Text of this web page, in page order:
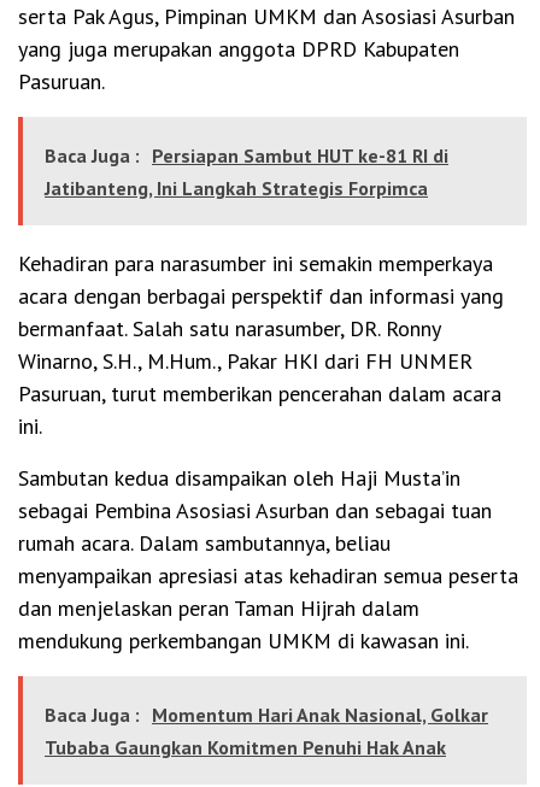
serta Pak Agus, Pimpinan UMKM dan Asosiasi Asurban
yang juga merupakan anggota DPRD Kabupaten
Pasuruan.
Baca Juga : Persiapan Sambut HUT ke-81 RI di
Jatibanteng, Ini Langkah Strategis Forpimca
Kehadiran para narasumber ini semakin memperkaya
acara dengan berbagai perspektif dan informasi yang
bermanfaat. Salah satu narasumber, DR. Ronny
Winarno, S.H., M.Hum., Pakar HKI dari FH UNMER
Pasuruan, turut memberikan pencerahan dalam acara
ini.
Sambutan kedua disampaikan oleh Haji Musta’in
sebagai Pembina Asosiasi Asurban dan sebagai tuan
rumah acara. Dalam sambutannya, beliau
menyampaikan apresiasi atas kehadiran semua peserta
dan menjelaskan peran Taman Hijrah dalam
mendukung perkembangan UMKM di kawasan ini.
Baca Juga : Momentum Hari Anak Nasional, Golkar
Tubaba Gaungkan Komitmen Penuhi Hak Anak